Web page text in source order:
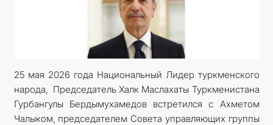
МИД
КОНТАКТНЫЕ ДАННЫЕ
25 мая 2026 года Национальный Лидер туркменского
народа, Председатель Халк Маслахаты Туркменистана
Гурбангулы Бердымухамедов встретился с Ахметом
Чалыком, председателем Совета управляющих группы